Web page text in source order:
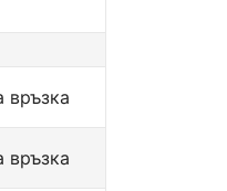
връзка
връзка